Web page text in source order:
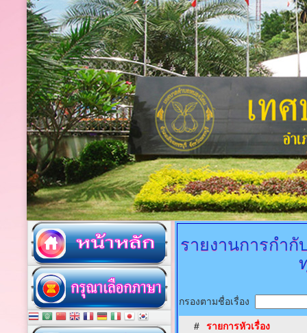
รายงานการกำ
กรองตามชื่อเรื่อง
# รายการหัวเรื่อง